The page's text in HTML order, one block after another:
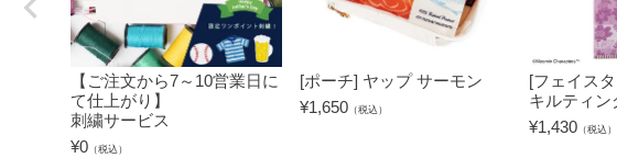
【ご注文から7～10営業日に
て仕上がり】
刺繍サービス
¥0 （税込）
[ポーチ] ヤップ サーモン
¥1,650 （税込）
[フェイス
キルティン
¥1,430 （税込）